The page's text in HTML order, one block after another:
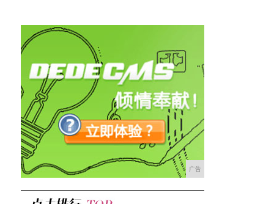
广告